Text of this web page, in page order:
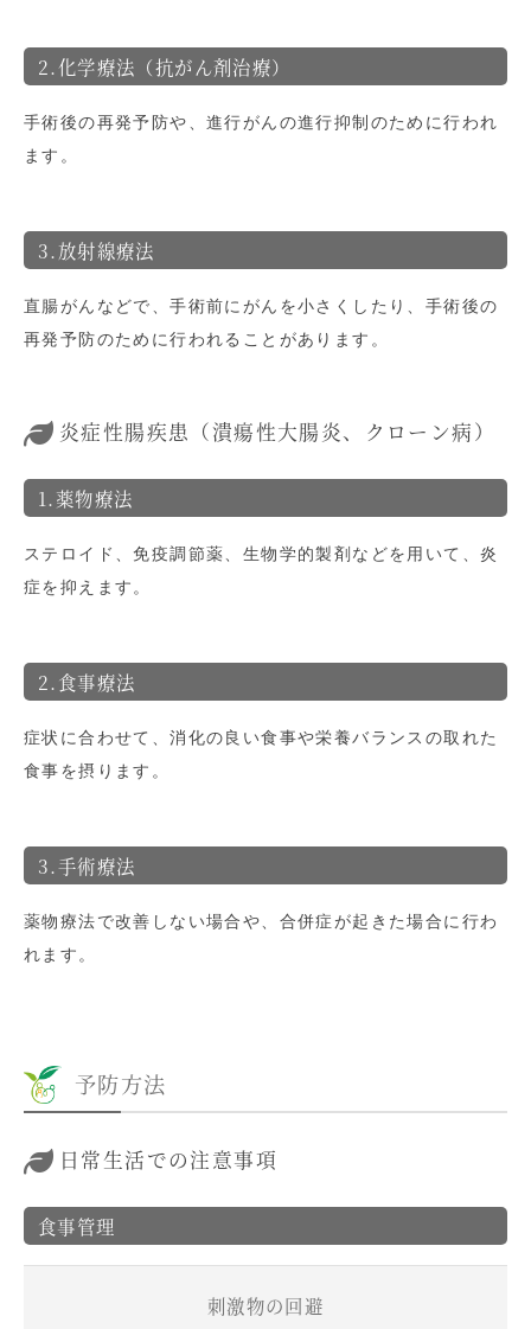
2.化学療法（抗がん剤治療）
手術後の再発予防や、進行がんの進行抑制のために行われ
ます。
3.放射線療法
直腸がんなどで、手術前にがんを小さくしたり、手術後の
再発予防のために行われることがあります。
炎症性腸疾患（潰瘍性大腸炎、クローン病）
1.薬物療法
ステロイド、免疫調節薬、生物学的製剤などを用いて、炎
症を抑えます。
2.食事療法
症状に合わせて、消化の良い食事や栄養バランスの取れた
食事を摂ります。
3.手術療法
薬物療法で改善しない場合や、合併症が起きた場合に行わ
れます。
予防方法
日常生活での注意事項
食事管理
刺激物の回避